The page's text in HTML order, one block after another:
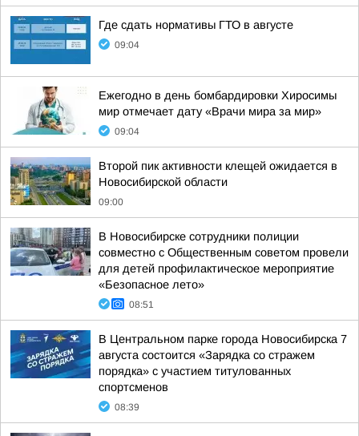
Где сдать нормативы ГТО в августе
09:04
Ежегодно в день бомбардировки Хиросимы
мир отмечает дату «Врачи мира за мир»
09:04
Второй пик активности клещей ожидается в
Новосибирской области
09:00
В Новосибирске сотрудники полиции
совместно с Общественным советом провели
для детей профилактическое мероприятие
«Безопасное лето»
08:51
В Центральном парке города Новосибирска 7
августа состоится «Зарядка со стражем
порядка» с участием титулованных
спортсменов
08:39